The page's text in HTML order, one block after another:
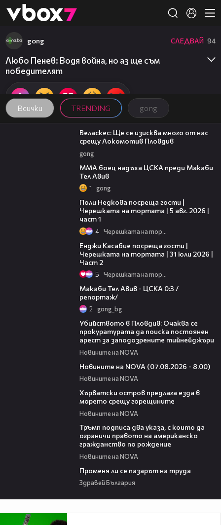
👾
Всички TRENDING gong
gong СЛЕДВАЙ 94
Любо Пенев: Водя война, но аз ще съм
победителят
10:15
Веласкес: Ще се изисква много от нас
срещу Локомотив Пловдив
gong
ММА боец надъха ЦСКА преди Макаби
Тел Авив
1 gong
Поли Недкова посреща гости |
Черешката на тортата | 5 авг. 2026 |
част 1
4 Черешката на тортата
Енджи Касабие посреща гости |
Черешката на тортата | 31 юли 2026 |
Част 2
5 Черешката на тортата
Макаби Тел Авив - ЦСКА 0:3 /
репортаж/
2 gong_bg
Убийството в Пловдив: Очаква се
прокуратурата да поиска постоянен
арест за заподозрените тийнейджъри
Новините на NOVA
Новините на NOVA (07.08.2026 - 8.00)
Новините на NOVA
Хърватски остров предлага езда в
морето срещу горещините
Новините на NOVA
Тръмп подписа два указа, с които да
ограничи правото на американско
гражданство по рождение
Новините на NOVA
Променя ли се пазарът на труда
Здравей България